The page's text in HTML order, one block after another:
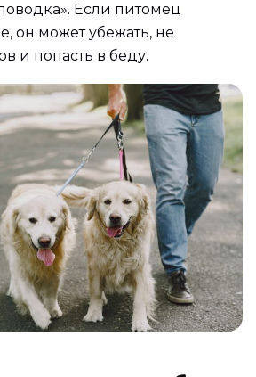
Если питомец
он может убежать, не
и попасть в беду.